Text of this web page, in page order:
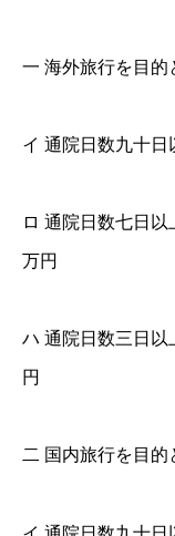
一 海外旅行を目的
イ 通院日数九十日
ロ 通院日数七日
万円
ハ 通院日数三日以
円
二 国内旅行を目